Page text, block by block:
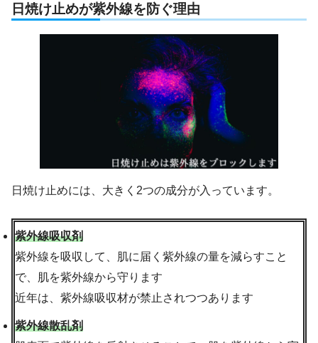
日焼け止めが紫外線を防ぐ理由
日焼け止めには、大きく2つの成分が入っています。
紫外線吸収剤
紫外線を吸収して、肌に届く紫外線の量を減らすこと
で、肌を紫外線から守ります
近年は、紫外線吸収材が禁止されつつあります
紫外線散乱剤